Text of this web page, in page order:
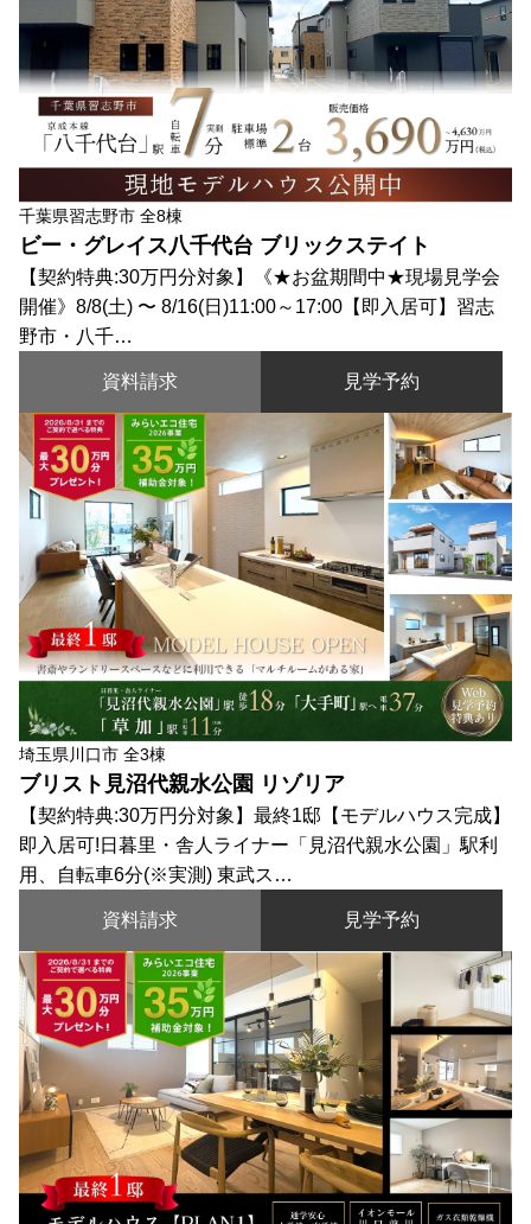
千葉県習志野市 全8棟
ビー・グレイス八千代台 ブリックステイト
【契約特典:30万円分対象】《★お盆期間中★現場見学会
開催》8/8(土) 〜 8/16(日)11:00～17:00【即入居可】習志
野市・八千…
資料請求 見学予約
埼玉県川口市 全3棟
ブリスト見沼代親水公園 リゾリア
【契約特典:30万円分対象】最終1邸【モデルハウス完成】
即入居可!日暮里・舎人ライナー「見沼代親水公園」駅利
用、自転車6分(※実測) 東武ス…
資料請求 見学予約